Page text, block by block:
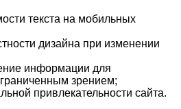
текста на мобильных
дизайна при изменении
информации для
зрением;
привлекательности сайта.